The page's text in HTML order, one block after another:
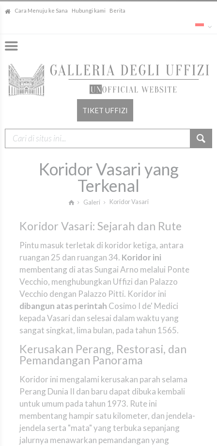
Cara Menuju ke Sana Hubungi kami Berita
TIKET UFFIZI
Koridor Vasari yang
Terkenal
Galeri Koridor Vasari
Koridor Vasari: Sejarah dan Rute
Pintu masuk terletak di koridor ketiga, antara
ruangan 25 dan ruangan 34. Koridor ini
membentang di atas Sungai Arno melalui Ponte
Vecchio, menghubungkan Uffizi dan Palazzo
Vecchio dengan Palazzo Pitti. Koridor ini
dibangun atas perintah Cosimo I de' Medici
kepada Vasari dan selesai dalam waktu yang
sangat singkat, lima bulan, pada tahun 1565.
Kerusakan Perang, Restorasi, dan
Pemandangan Panorama
Koridor ini mengalami kerusakan parah selama
Perang Dunia II dan baru dapat dibuka kembali
untuk umum pada tahun 1973. Rute ini
membentang hampir satu kilometer, dan jendela-
jendela serta "mata" yang terbuka sepanjang
jalurnya menawarkan pemandangan yang